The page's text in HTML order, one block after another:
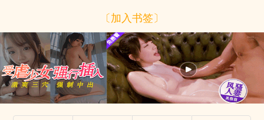
〔加入书签〕